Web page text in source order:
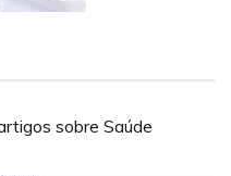
sobre Saúde